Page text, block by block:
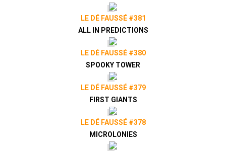
LE DÉ FAUSSÉ #381
ALL IN PREDICTIONS
LE DÉ FAUSSÉ #380
SPOOKY TOWER
LE DÉ FAUSSÉ #379
FIRST GIANTS
LE DÉ FAUSSÉ #378
MICROLONIES